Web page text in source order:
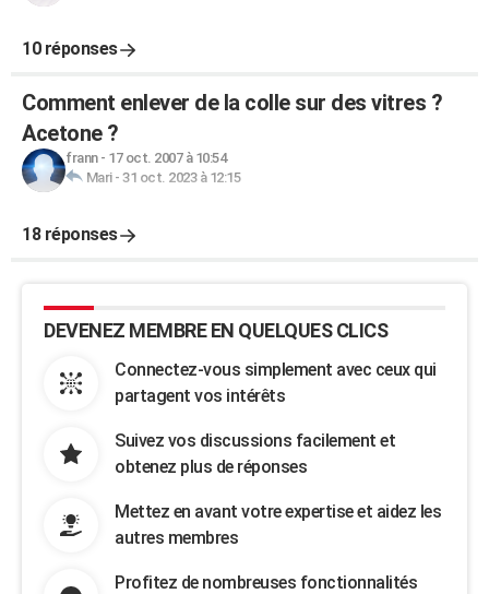
10 réponses
Comment enlever de la colle sur des vitres ?
Acetone ?
frann- 17 oct. 2007 à 10:54
Mari- 31 oct. 2023 à 12:15
18 réponses
DEVENEZ MEMBRE EN QUELQUES CLICS
Connectez-vous simplement avec ceux qui
partagent vos intérêts
Suivez vos discussions facilement et
obtenez plus de réponses
Mettez en avant votre expertise et aidez les
autres membres
Profitez de nombreuses fonctionnalités